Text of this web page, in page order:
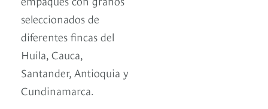
seleccionados de
diferentes fincas del
Huila, Cauca,
Santander, Antioquia y
Cundinamarca.